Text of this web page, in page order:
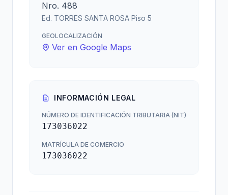
Nro. 488
Ed. TORRES SANTA ROSA Piso 5
GEOLOCALIZACIÓN
Ver en Google Maps
INFORMACIÓN LEGAL
NÚMERO DE IDENTIFICACIÓN TRIBUTARIA (NIT)
173036022
MATRÍCULA DE COMERCIO
173036022